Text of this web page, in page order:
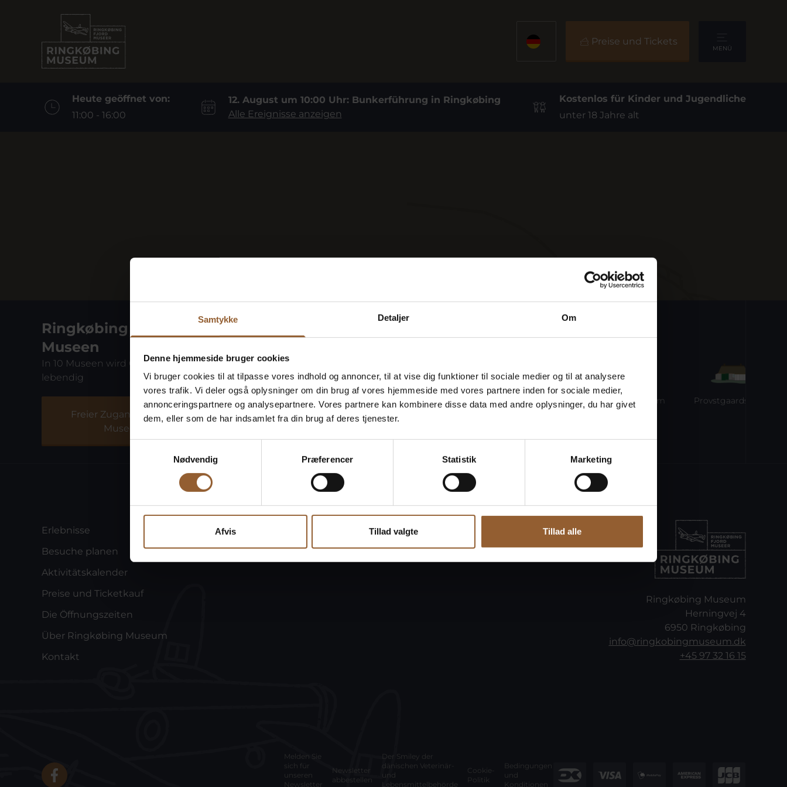
Samtykke Detaljer Om
Denne hjemmeside bruger cookies
Vi bruger cookies til at tilpasse vores indhold og annoncer, til at vise dig funktioner til sociale medier og til at analysere
vores trafik. Vi deler også oplysninger om din brug af vores hjemmeside med vores partnere inden for sociale medier,
annonceringspartnere og analysepartnere. Vores partnere kan kombinere disse data med andre oplysninger, du har givet
dem, eller som de har indsamlet fra din brug af deres tjenester.
Samtykkevalg
Nødvendig
Præferencer Statistik Marketing
Afvis Tillad valgte Tillad alle
Preise und Tickets
MENÜ
Heute geöffnet von:
11:00 - 16:00
12. August um 10:00 Uhr: Bunkerführung in Ringkøbing
Alle Ereignisse anzeigen
Kostenlos für Kinder und Jugendliche
unter 18 Jahre alt
Ringkøbing Fjord
Museen
In 10 Museen wird Geschichte
lebendig
Freier Zugang zu allen
Museen
Fiskeriets Hus Naturkraft Skjern Vindmølle Skjern Reberbane Ringkøbing Museum Provstgaards Jagthus
Erlebnisse
Besuche planen
Aktivitätskalender
Preise und Ticketkauf
Die Öffnungszeiten
Über Ringkøbing Museum
Kontakt
Ringkøbing Museum
Herningvej 4
6950 Ringkøbing
info@ringkobingmuseum.dk
+45 97 32 16 15
Melden Sie
sich für
unseren
Newsletter
Newsletter
abbestellen
Der Smiley der
dänischen Veterinär-
und
Lebensmittelbehörde
Cookie-
Politik
Bedingungen
und
Konditionen